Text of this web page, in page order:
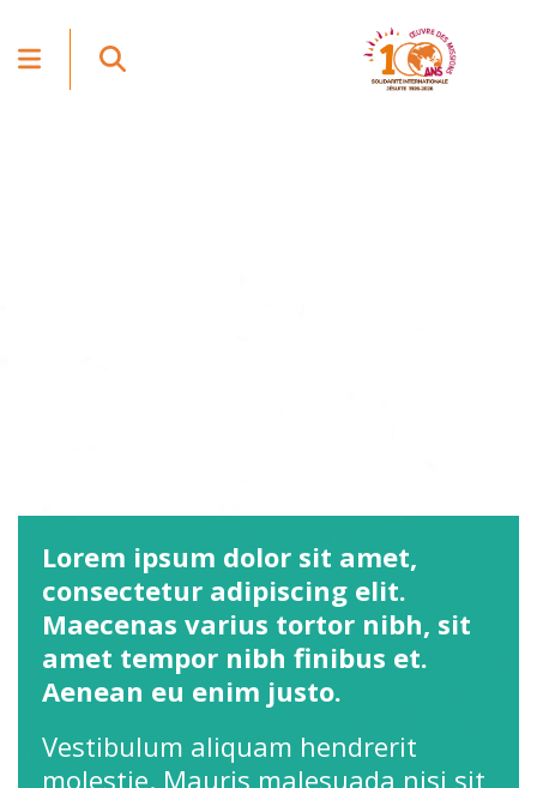
Lorem ipsum dolor sit amet,
consectetur adipiscing elit.
Maecenas varius tortor nibh, sit
amet tempor nibh finibus et.
Aenean eu enim justo.
Vestibulum aliquam hendrerit
molestie. Mauris malesuada nisi sit